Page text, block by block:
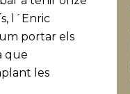
l´Enric
portar els
que
les